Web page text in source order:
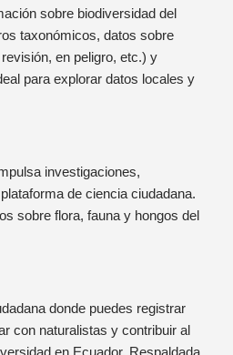
sobre biodiversidad del
taxonómicos, datos sobre
en peligro, etc.) y
para explorar datos locales y
investigaciones,
de ciencia ciudadana.
sobre flora, fauna y hongos del
donde puedes registrar
con naturalistas y contribuir al
en Ecuador. Respaldada